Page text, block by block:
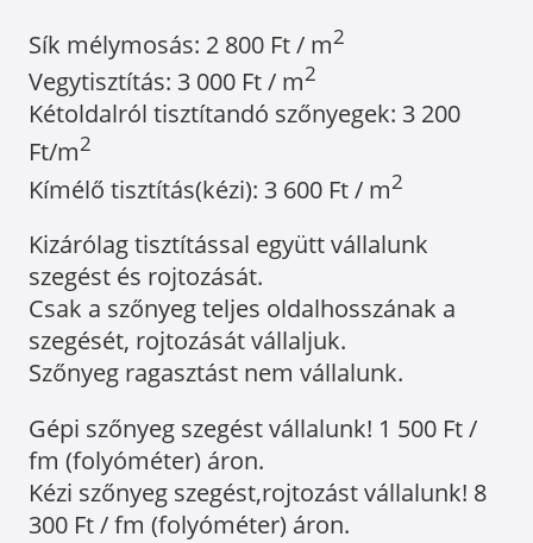
Sík mélymosás: 2 800 Ft / m2
Vegytisztítás: 3 000 Ft / m2
Kétoldalról tisztítandó szőnyegek: 3 200
Ft/m2
Kímélő tisztítás(kézi): 3 600 Ft / m2
Kizárólag tisztítással együtt vállalunk
szegést és rojtozását.
Csak a szőnyeg teljes oldalhosszának a
szegését, rojtozását vállaljuk.
Szőnyeg ragasztást nem vállalunk.
Gépi szőnyeg szegést vállalunk! 1 500 Ft /
fm (folyóméter) áron.
Kézi szőnyeg szegést,rojtozást vállalunk! 8
300 Ft / fm (folyóméter) áron.